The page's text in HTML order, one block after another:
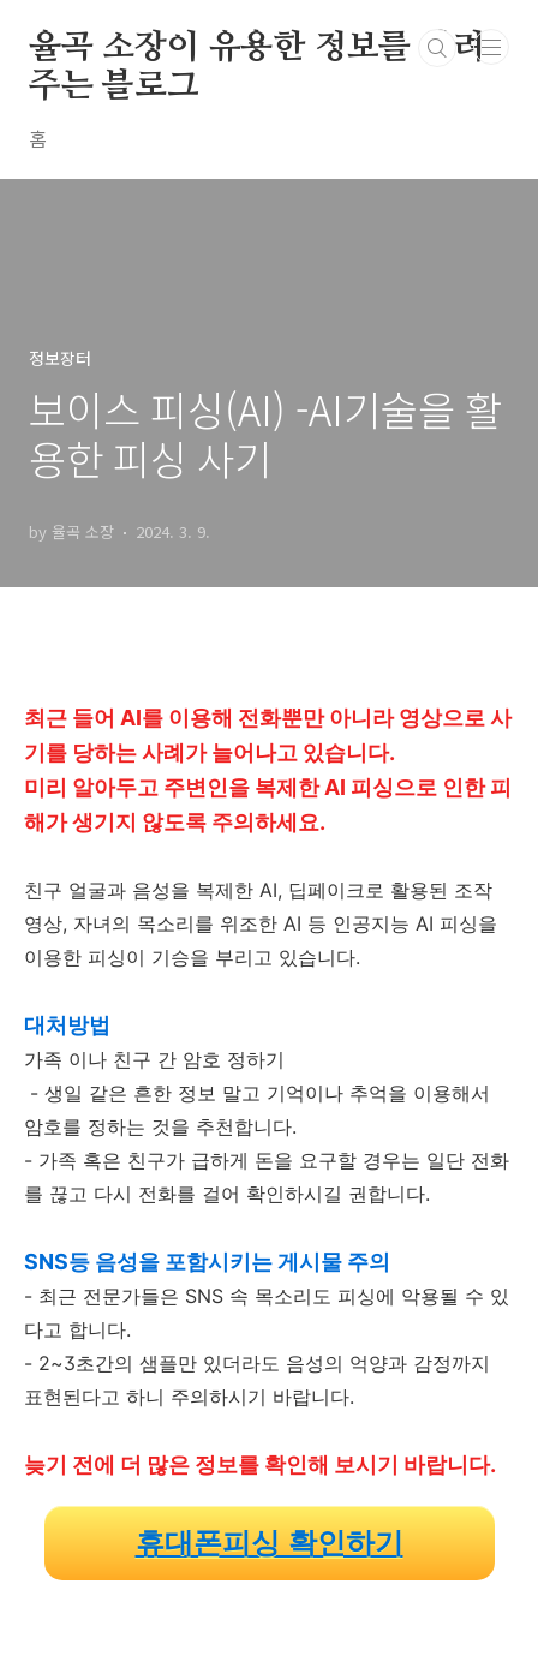
율곡 소장이 유용한 정보를 알려
주는 블로그
홈
정보장터
보이스 피싱(AI) -AI기술을 활
용한 피싱 사기
by 율곡 소장 2024. 3. 9.
최근 들어 AI를 이용해 전화뿐만 아니라 영상으로 사
기를 당하는 사례가 늘어나고 있습니다.
미리 알아두고 주변인을 복제한 AI 피싱으로 인한 피
해가 생기지 않도록 주의하세요.
친구 얼굴과 음성을 복제한 AI, 딥페이크로 활용된 조작
영상, 자녀의 목소리를 위조한 AI 등 인공지능 AI 피싱을
이용한 피싱이 기승을 부리고 있습니다.
대처방법
가족 이나 친구 간 암호 정하기
- 생일 같은 흔한 정보 말고 기억이나 추억을 이용해서
암호를 정하는 것을 추천합니다.
- 가족 혹은 친구가 급하게 돈을 요구할 경우는 일단 전화
를 끊고 다시 전화를 걸어 확인하시길 권합니다.
SNS등 음성을 포함시키는 게시물 주의
- 최근 전문가들은 SNS 속 목소리도 피싱에 악용될 수 있
다고 합니다.
- 2~3초간의 샘플만 있더라도 음성의 억양과 감정까지
표현된다고 하니 주의하시기 바랍니다.
늦기 전에 더 많은 정보를 확인해 보시기 바랍니다.
휴대폰피싱 확인하기